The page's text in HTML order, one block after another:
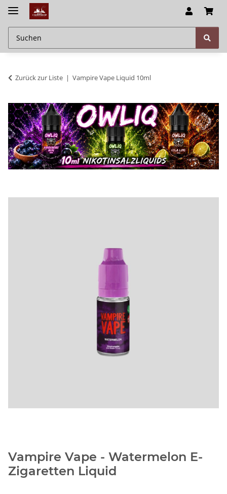
Zurück zur Liste Vampire Vape Liquid 10ml
Vampire Vape - Watermelon E-
Zigaretten Liquid